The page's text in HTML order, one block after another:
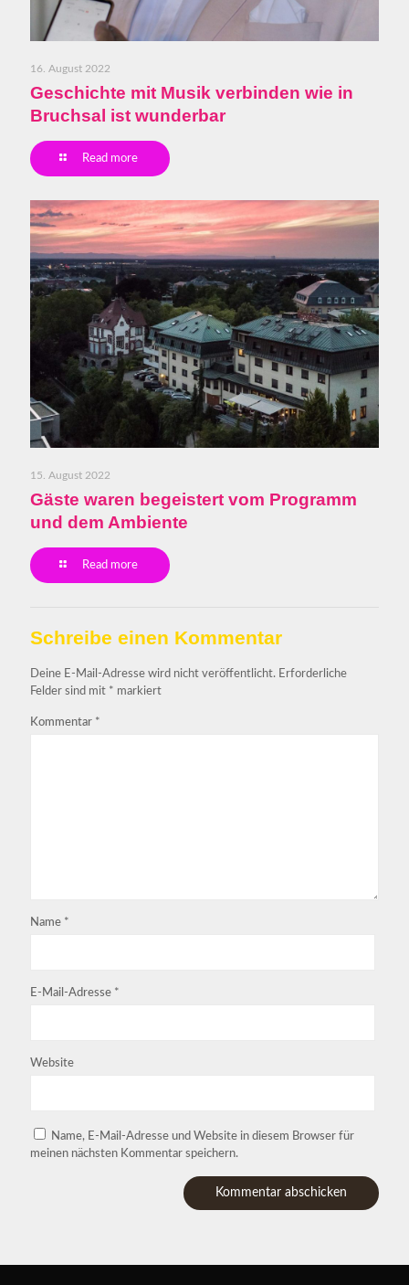
16. August 2022
Geschichte mit Musik verbinden wie in
Bruchsal ist wunderbar
Read more
15. August 2022
Gäste waren begeistert vom Programm
und dem Ambiente
Read more
Schreibe einen Kommentar
Deine E-Mail-Adresse wird nicht veröffentlicht. Erforderliche
Felder sind mit * markiert
Kommentar *
Name *
E-Mail-Adresse *
Website
Name, E-Mail-Adresse und Website in diesem Browser für
meinen nächsten Kommentar speichern.